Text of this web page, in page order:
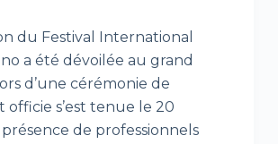
du Festival International
a été dévoilée au grand
d’une cérémonie de
officie s’est tenue le 20
de professionnels